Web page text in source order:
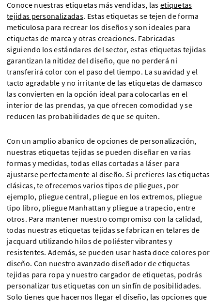
Conoce nuestras etiquetas más vendidas, las etiquetas
tejidas personalizadas. Estas etiquetas se tejen de forma
meticulosa para recrear los diseños y son ideales para
etiquetas de marca y otras creaciones. Fabricadas
siguiendo los estándares del sector, estas etiquetas tejidas
garantizan la nitidez del diseño, que no perderá ni
transferirá color con el paso del tiempo. La suavidad y el
tacto agradable y no irritante de las etiquetas de damasco
las convierten en la opción ideal para colocarlas en el
interior de las prendas, ya que ofrecen comodidad y se
reducen las probabilidades de que se quiten.
Con un amplio abanico de opciones de personalización,
nuestras etiquetas tejidas se pueden diseñar en varias
formas y medidas, todas ellas cortadas a láser para
ajustarse perfectamente al diseño. Si prefieres las etiquetas
clásicas, te ofrecemos variostipos de pliegues, por
ejemplo, pliegue central, pliegue en los extremos, pliegue
tipo libro, pliegue Manhattan y pliegue a trapecio, entre
otros. Para mantener nuestro compromiso con la calidad,
todas nuestras etiquetas tejidas se fabrican en telares de
jacquard utilizando hilos de poliéster vibrantes y
resistentes. Además, se pueden usar hasta doce colores por
diseño. Con nuestro avanzado diseñador de etiquetas
tejidas para ropa y nuestro cargador de etiquetas, podrás
personalizar tus etiquetas con un sinfín de posibilidades.
Solo tienes que hacernos llegar el diseño, las opciones que